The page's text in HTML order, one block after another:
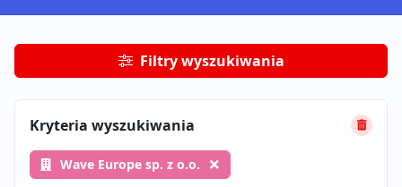
Filtry wyszukiwania
Kryteria wyszukiwania
Wave Europe sp. z o.o.